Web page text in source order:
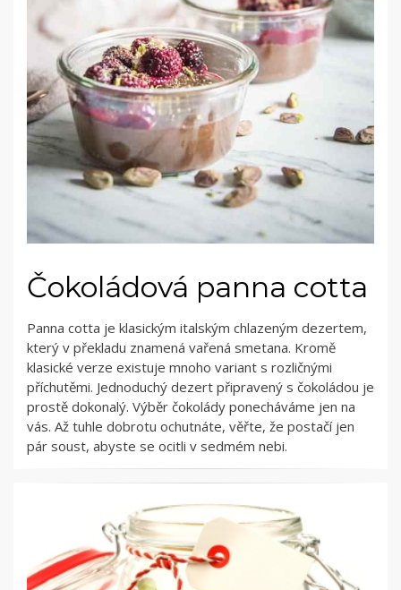
Čokoládová panna cotta
Panna cotta je klasickým italským chlazeným dezertem,
který v překladu znamená vařená smetana. Kromě
klasické verze existuje mnoho variant s rozličnými
příchutěmi. Jednoduchý dezert připravený s čokoládou je
prostě dokonalý. Výběr čokolády ponecháváme jen na
vás. Až tuhle dobrotu ochutnáte, věřte, že postačí jen
pár soust, abyste se ocitli v sedmém nebi.